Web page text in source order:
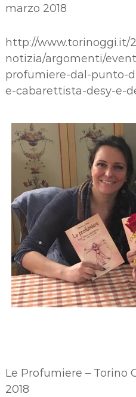
marzo 2018
http://www.torinoggi.it/
notizia/argomenti/
profumiere-dal-punto-
e-cabarettista-desy-e-
Le Profumiere – Torino
2018